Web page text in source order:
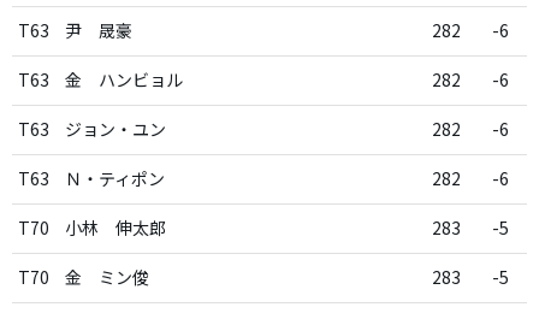
T63 尹 晟豪 282 -6
T63 金 ハンビョル 282 -6
T63 ジョン・ユン 282 -6
T63 Ｎ・ティポン 282 -6
T70 小林 伸太郎 283 -5
T70 金 ミン俊 283 -5